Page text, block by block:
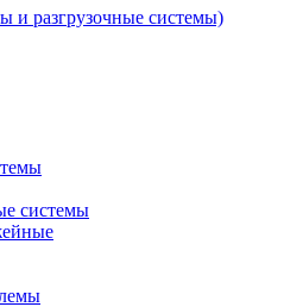
и разгрузочные системы)
системы